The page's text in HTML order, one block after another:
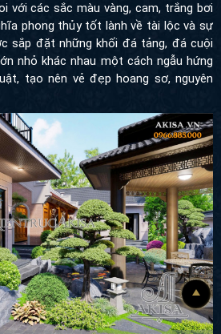
với các sắc màu vàng, cam, trắng bơi
phong thủy tốt lành về tài lộc và sự
sắp đặt những khối đá tảng, đá cuội
nhỏ khác nhau một cách ngẫu hứng
tạo nên vẻ đẹp hoang sơ, nguyên